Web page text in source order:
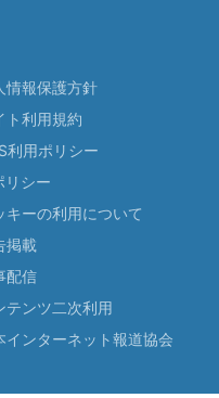
情報保護方針
ト利用規約
利用ポリシー
リシー
キーの利用について
掲載
配信
テンツ二次利用
インターネット報道協会